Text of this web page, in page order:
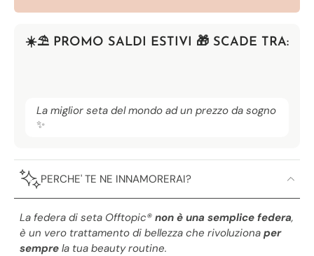
☀️​⛱️​ PROMO SALDI ESTIVI 🎁 SCADE TRA:
La miglior seta del mondo ad un prezzo da sogno
✨
PERCHE' TE NE INNAMORERAI?
La federa di seta Offtopic®️ non è una semplice federa,
è un vero trattamento di bellezza che rivoluziona per
sempre la tua beauty routine.